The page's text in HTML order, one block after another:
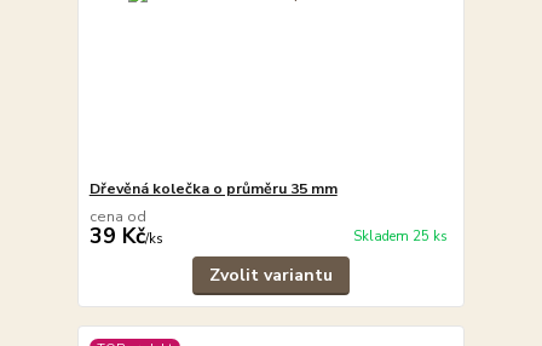
Dřevěná kolečka o průměru 35 mm
cena od
39 Kč/ks Skladem 25 ks
Zvolit variantu